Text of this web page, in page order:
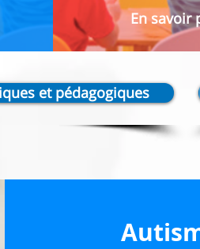
En savoir
et pédagogiques